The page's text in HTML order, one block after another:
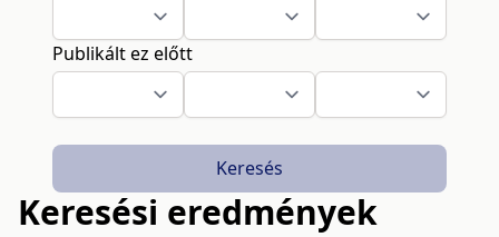
Publikált ez előtt
Keresés
Keresési eredmények